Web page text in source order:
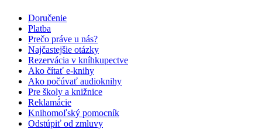
Doručenie
Platba
Prečo práve u nás?
Najčastejšie otázky
Rezervácia v kníhkupectve
Ako čítať e-knihy
Ako počúvať audioknihy
Pre školy a knižnice
Reklamácie
Knihomoľský pomocník
Odstúpiť od zmluvy